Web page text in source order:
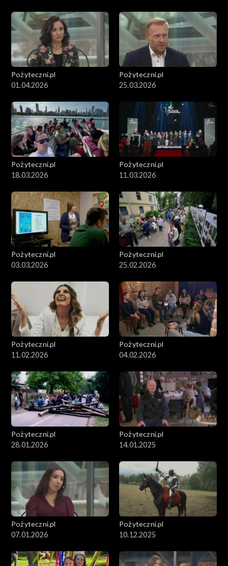
Pożyteczni.pl
01.04.2026
Pożyteczni.pl
25.03.2026
Pożyteczni.pl
18.03.2026
Pożyteczni.pl
11.03.2026
Pożyteczni.pl
03.03.2026
Pożyteczni.pl
25.02.2026
Pożyteczni.pl
11.02.2026
Pożyteczni.pl
04.02.2026
Pożyteczni.pl
28.01.2026
Pożyteczni.pl
14.01.2025
Pożyteczni.pl
07.01.2026
Pożyteczni.pl
10.12.2025